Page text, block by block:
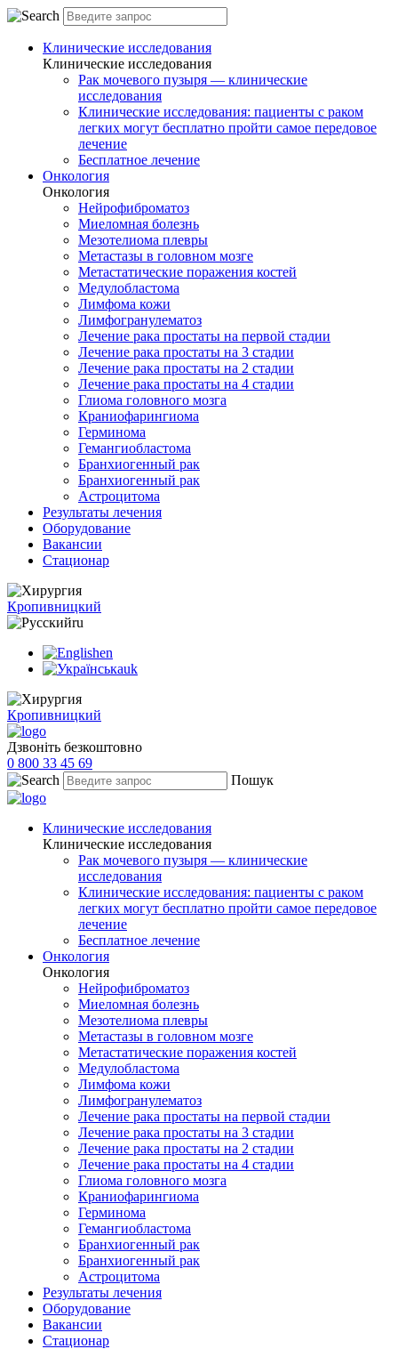
Клинические исследования
Клинические исследования
Рак мочевого пузыря — клинические
исследования
Клинические исследования: пациенты с раком
легких могут бесплатно пройти самое передовое
лечение
Бесплатное лечение
Онкология
Онкология
Нейрофиброматоз
Миеломная болезнь
Мезотелиома плевры
Метастазы в головном мозге
Метастатические поражения костей
Медулобластома
Лимфома кожи
Лимфогранулематоз
Лечение рака простаты на первой стадии
Лечение рака простаты на 3 стадии
Лечение рака простаты на 2 стадии
Лечение рака простаты на 4 стадии
Глиома головного мозга
Краниофарингиома
Герминома
Гемангиобластома
Бранхиогенный рак
Бранхиогенный рак
Астроцитома
Результаты лечения
Оборудование
Вакансии
Стационар
Кропивницкий
ru
en
uk
Кропивницкий
Дзвоніть безкоштовно
0 800 33 45 69
Пошук
Клинические исследования
Клинические исследования
Рак мочевого пузыря — клинические
исследования
Клинические исследования: пациенты с раком
легких могут бесплатно пройти самое передовое
лечение
Бесплатное лечение
Онкология
Онкология
Нейрофиброматоз
Миеломная болезнь
Мезотелиома плевры
Метастазы в головном мозге
Метастатические поражения костей
Медулобластома
Лимфома кожи
Лимфогранулематоз
Лечение рака простаты на первой стадии
Лечение рака простаты на 3 стадии
Лечение рака простаты на 2 стадии
Лечение рака простаты на 4 стадии
Глиома головного мозга
Краниофарингиома
Герминома
Гемангиобластома
Бранхиогенный рак
Бранхиогенный рак
Астроцитома
Результаты лечения
Оборудование
Вакансии
Стационар